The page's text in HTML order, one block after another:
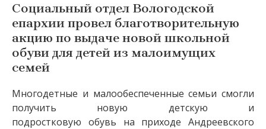
Социальный отдел Вологодской
епархии провел благотворительную
акцию по выдаче новой школьной
обуви для детей из малоимущих
семей
Многодетные и малообеспеченные семьи смогли
получить новую детскую и
подростковую обувь на приходе Андреевского